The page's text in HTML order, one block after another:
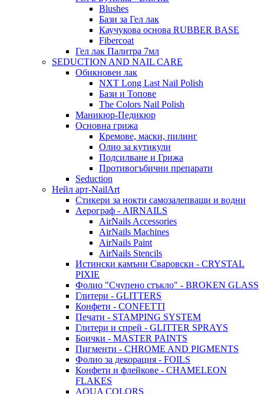
Blushes
Бази за Гел лак
Каучукова основа RUBBER BASE
Fibercoat
Гел лак Палитра 7мл
SEDUCTION AND NAIL CARE
Обикновен лак
NXT Long Last Nail Polish
Бази и Топове
The Colors Nail Polish
Маникюр-Педикюр
Основна грижа
Кремове, маски, пилинг
Олио за кутикули
Подсилване и Грижа
Противогъбични препарати
Seduction
Нейл арт-NailArt
Стикери за нокти самозалепващи и водни
Аерограф - AIRNAILS
AirNails Accessories
AirNails Machines
AirNails Paint
AirNails Stencils
Истински камъни Сваровски - CRYSTAL
PIXIE
Фолио "Счупено стъкло" - BROKEN GLASS
Глитери - GLITTERS
Конфети - CONFETTI
Печати - STAMPING SYSTEM
Глитери и спрей - GLITTER SPRAYS
Боички - MASTER PAINTS
Пигменти - CHROME AND PIGMENTS
Фолио за декорация - FOILS
Конфети и флейкове - CHAMELEON
FLAKES
AQUA COLORS